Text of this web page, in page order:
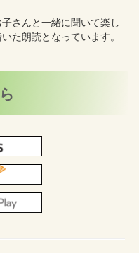
さんと一緒に聞いて楽し
た朗読となっています。